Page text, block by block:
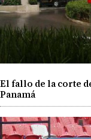
El fallo de la corte
Panamá